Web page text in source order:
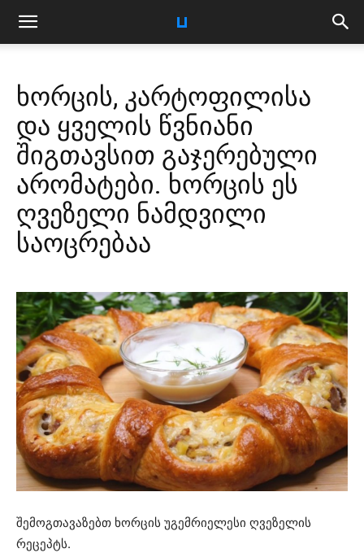
ხორცის, კარტოფილისა
და ყველის წვნიანი
შიგთავსით გაჯერებული
არომატები. ხორცის ეს
ღვეზელი ნამდვილი
საოცრებაა
შემოგთავაზებთ ხორცის უგემრიელესი ღვეზელის
რეცეპტს.